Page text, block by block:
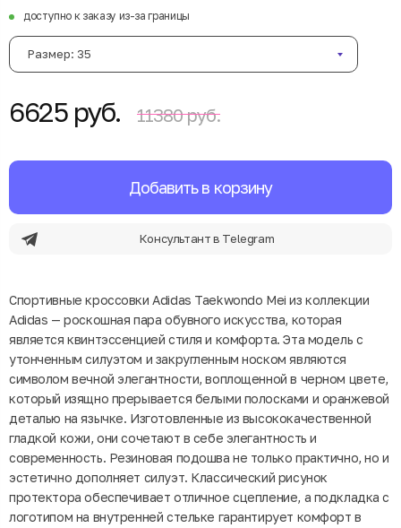
доступно к заказу из-за границы
Размер: 35
6625 руб. 11380 руб.
Добавить в корзину
Консультант в Telegram
Спортивные кроссовки Adidas Taekwondo Mei из коллекции
Adidas — роскошная пара обувного искусства, которая
является квинтэссенцией стиля и комфорта. Эта модель с
утонченным силуэтом и закругленным носком являются
символом вечной элегантности, воплощенной в черном цвете,
который изящно прерывается белыми полосками и оранжевой
деталью на язычке. Изготовленные из высококачественной
гладкой кожи, они сочетают в себе элегантность и
современность. Резиновая подошва не только практично, но и
эстетично дополняет силуэт. Классический рисунок
протектора обеспечивает отличное сцепление, а подкладка с
логотипом на внутренней стельке гарантирует комфорт в